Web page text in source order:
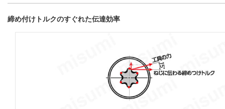
締め付けトルクのすぐれた伝達効率